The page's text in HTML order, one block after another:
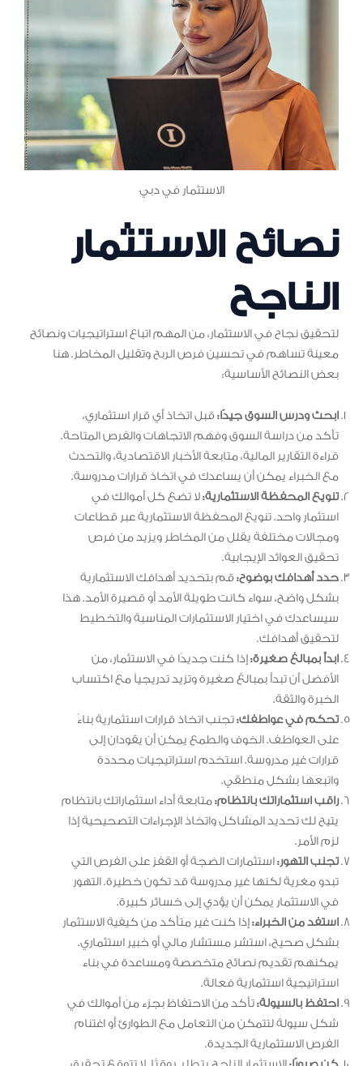
الاستثمار في دبي
نصائح الاستثمار
الناجح
لتحقيق نجاح في الاستثمار، من المهم اتباع استراتيجيات ونصائح
معينة تساهم في تحسين فرص الربح وتقليل المخاطر. هنا
بعض النصائح الأساسية:
ابحث ودرس السوق جيدًا:قبل اتخاذ أي قرار استثماري،
تأكد من دراسة السوق وفهم الاتجاهات والفرص المتاحة.
قراءة التقارير المالية، متابعة الأخبار الاقتصادية، والتحدث
مع الخبراء يمكن أن يساعدك في اتخاذ قرارات مدروسة.
تنويع المحفظة الاستثمارية:لا تضع كل أموالك في
استثمار واحد. تنويع المحفظة الاستثمارية عبر قطاعات
ومجالات مختلفة يقلل من المخاطر ويزيد من فرص
تحقيق العوائد الإيجابية.
حدد أهدافك بوضوح:قم بتحديد أهدافك الاستثمارية
بشكل واضح، سواء كانت طويلة الأمد أو قصيرة الأمد. هذا
سيساعدك في اختيار الاستثمارات المناسبة والتخطيط
لتحقيق أهدافك.
ابدأ بمبالغ صغيرة:إذا كنت جديدًا في الاستثمار، من
الأفضل أن تبدأ بمبالغ صغيرة وتزيد تدريجياً مع اكتساب
الخبرة والثقة.
تحكم في عواطفك:تجنب اتخاذ قرارات استثمارية بناءً
على العواطف. الخوف والطمع يمكن أن يقودان إلى
قرارات غير مدروسة. استخدم استراتيجيات محددة
واتبعها بشكل منطقي.
راقب استثماراتك بانتظام:متابعة أداء استثماراتك بانتظام
يتيح لك تحديد المشاكل واتخاذ الإجراءات التصحيحية إذا
لزم الأمر.
تجنب التهور:استثمارات الضجة أو القفز على الفرص التي
تبدو مغرية لكنها غير مدروسة قد تكون خطيرة. التهور
في الاستثمار يمكن أن يؤدي إلى خسائر كبيرة.
استفد من الخبراء:إذا كنت غير متأكد من كيفية الاستثمار
بشكل صحيح، استشر مستشار مالي أو خبير استثماري.
يمكنهم تقديم نصائح متخصصة ومساعدة في بناء
استراتيجية استثمارية فعالة.
احتفظ بالسيولة:تأكد من الاحتفاظ بجزء من أموالك في
شكل سيولة لتتمكن من التعامل مع الطوارئ أو اغتنام
الفرص الاستثمارية الجديدة.